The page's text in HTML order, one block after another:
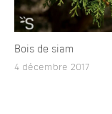
Bois de siam
4 décembre 2017